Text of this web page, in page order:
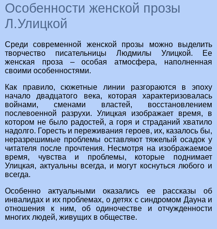
Особенности женской прозы
Л.Улицкой
Среди современной женской прозы можно выделить
творчество писательницы Людмилы Улицкой. Ее
женская проза – особая атмосфера, наполненная
своими особенностями.
Как правило, сюжетные линии разгораются в эпоху
начало двадцатого века, которая характеризовалась
войнами, сменами властей, восстановлением
послевоенной разрухи. Улицкая изображает время, в
котором не было радостей, а горя и страданий хватило
надолго. Горесть и переживания героев, их, казалось бы,
неразрешимые проблемы оставляют тяжелый осадок у
читателя после прочтения. Несмотря на изображаемое
время, чувства и проблемы, которые поднимает
Улицкая, актуальны всегда, и могут коснуться любого и
всегда.
Особенно актуальными оказались ее рассказы об
инвалидах и их проблемах, о детях с синдромом Дауна и
отношения к ним, об одиночестве и отчужденности
многих людей, живущих в обществе.